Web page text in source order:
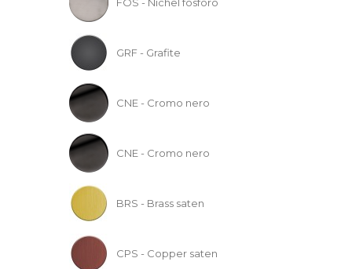
GRF - Grafite
CNE - Cromo nero
CNE - Cromo nero
BRS - Brass saten
CPS - Copper saten